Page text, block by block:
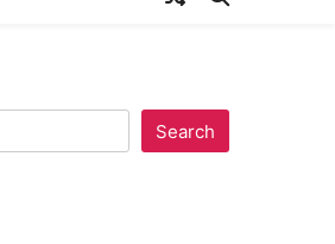
Search